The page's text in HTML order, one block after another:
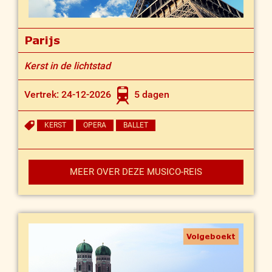
Parijs
Kerst in de lichtstad
Vertrek: 24-12-2026 5 dagen
KERST OPERA BALLET
MEER OVER DEZE MUSICO-REIS
Volgeboekt